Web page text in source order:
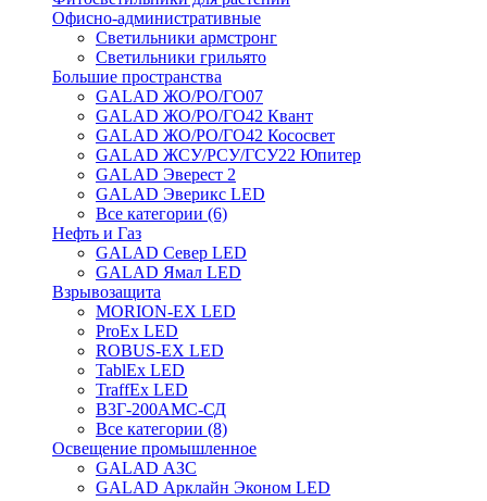
Офисно-административные
Светильники армстронг
Светильники грильято
Большие пространства
GALAD ЖО/РО/ГО07
GALAD ЖО/РО/ГО42 Квант
GALAD ЖО/РО/ГО42 Кососвет
GALAD ЖСУ/РСУ/ГСУ22 Юпитер
GALAD Эверест 2
GALAD Эверикс LED
Все категории (6)
Нефть и Газ
GALAD Север LED
GALAD Ямал LED
Взрывозащита
MORION-EX LED
ProEx LED
ROBUS-EX LED
TablEx LED
TraffEx LED
В3Г-200АМС-СД
Все категории (8)
Освещение промышленное
GALAD АЗС
GALAD Арклайн Эконом LED